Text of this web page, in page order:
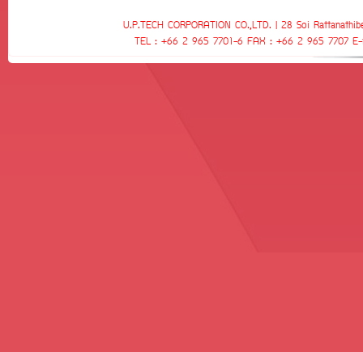
U.P.TECH CORPORATION CO.,LTD. | 28 Soi
TEL : +66 2 965 7701-6 FAX : +66 2 965 7707